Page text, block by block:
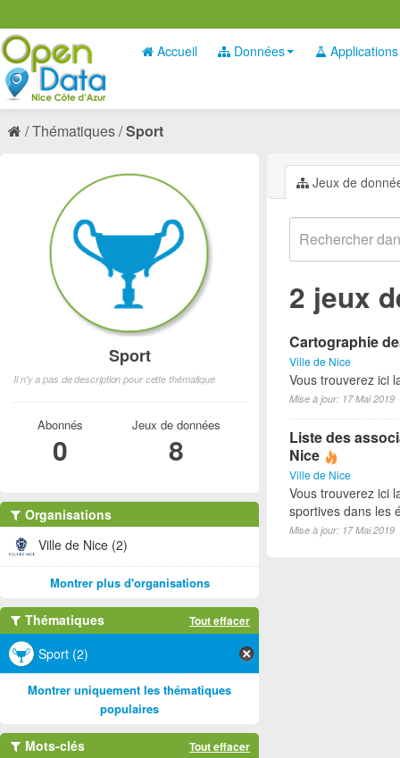
Accueil Données Applications
Thématiques Sport
Jeux de
2 jeux
Cartographie
Ville de Nice
Vous trouverez ici
Mise à jour: 17 Mai 2019
Liste des
Nice
Ville de Nice
Vous trouverez ici
sportives dans les
Mise à jour: 17 Mai 2019
Sport
Il n'y a pas de description pour cette thématique
Abonnés
0
Jeux de données
8
Organisations
Ville de Nice (2)
Montrer plus d'organisations
Thématiques Tout effacer
Sport (2)
Montrer uniquement les thématiques
populaires
Mots-clés Tout effacer